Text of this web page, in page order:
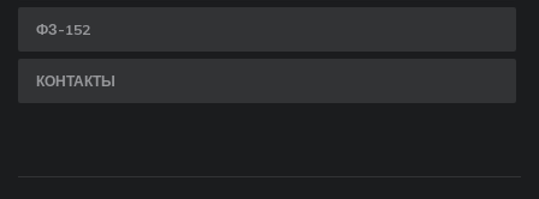
ФЗ-152
КОНТАКТЫ